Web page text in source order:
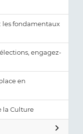
les fondamentaux
engagez-
en
la Culture